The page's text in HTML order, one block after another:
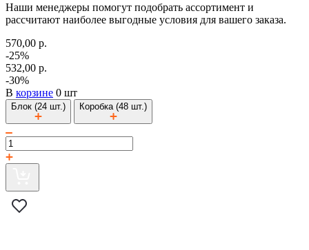
Наши менеджеры помогут подобрать ассортимент и
рассчитают наиболее выгодные условия для вашего заказа.
570,00 р.
-25%
532,00 р.
-30%
В корзине 0 шт
Блок (24 шт.) Коробка (48 шт.)